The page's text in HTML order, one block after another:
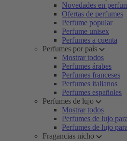
Novedades en
Ofertas de perfumes
Perfume popular
Perfume unisex
Perfumes a cuenta
Perfumes por país
Mostrar todos
Perfumes árabes
Perfumes franceses
Perfumes italianos
Perfumes españoles
Perfumes de lujo
Mostrar todos
Perfumes de lujo
Perfumes de lujo
Fragancias nicho